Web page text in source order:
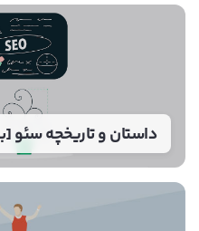
داستان و تاریخچه سئو